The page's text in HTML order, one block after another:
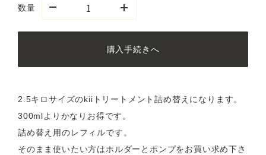
数量
購入手続きへ
2.5キロサイズのkiiトリートメント詰め替えになります。
300mlよりかなりお得です。
詰め替え用のレフィルです。
そのまま使いたい方はホルダーとポンプをお買い求め下さ